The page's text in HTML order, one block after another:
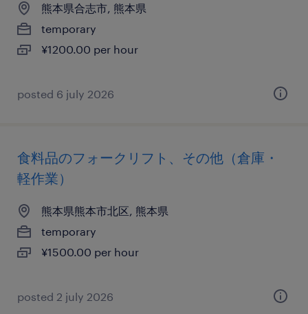
熊本県合志市, 熊本県
temporary
¥1200.00 per hour
posted 6 july 2026
食料品のフォークリフト、その他（倉庫・
軽作業）
熊本県熊本市北区, 熊本県
temporary
¥1500.00 per hour
posted 2 july 2026